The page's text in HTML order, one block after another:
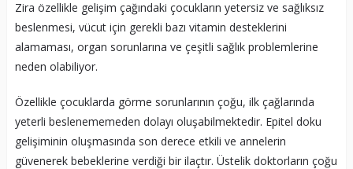
Zira özellikle gelişim çağındaki çocukların yetersiz ve sağlıksız
beslenmesi, vücut için gerekli bazı vitamin desteklerini
alamaması, organ sorunlarına ve çeşitli sağlık problemlerine
neden olabiliyor.
Özellikle çocuklarda görme sorunlarının çoğu, ilk çağlarında
yeterli beslenememeden dolayı oluşabilmektedir. Epitel doku
gelişiminin oluşmasında son derece etkili ve annelerin
güvenerek bebeklerine verdiği bir ilaçtır. Üstelik doktorların çoğu